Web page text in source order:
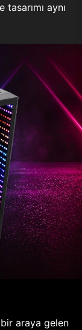
aynı
bir araya gelen